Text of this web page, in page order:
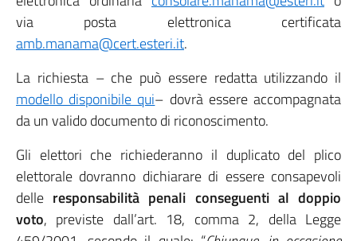
via posta elettronica certificata
amb.manama@cert.esteri.it.
La richiesta – che può essere redatta utilizzando il
modello disponibile qui– dovrà essere accompagnata
da un valido documento di riconoscimento.
Gli elettori che richiederanno il duplicato del plico
elettorale dovranno dichiarare di essere consapevoli
delle responsabilità penali conseguenti al doppio
voto, previste dall’art. 18, comma 2, della Legge